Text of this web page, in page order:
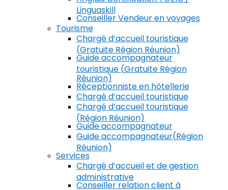
Linguaskill
Conseiller Vendeur en voyages
Tourisme
Chargé d’accueil touristique
(Gratuite Région Réunion)
Guide accompagnateur
touristique (Gratuite Région
Réunion)
Réceptionniste en hôtellerie
Chargé d’accueil touristique
Chargé d’accueil touristique
(Région Réunion)
Guide accompagnateur
Guide accompagnateur(Région
Réunion)
Services
Chargé d’accueil et de gestion
administrative
Conseiller relation client à